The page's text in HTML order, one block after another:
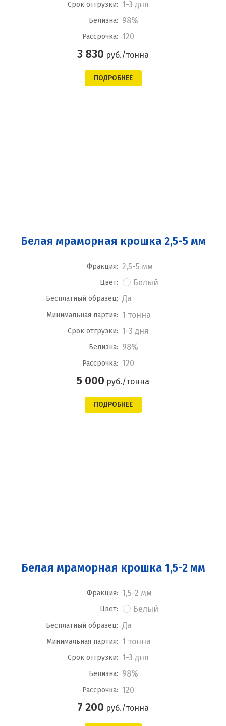
Срок отгрузки: 1-3 дня
Белизна: 98%
Рассрочка: 120
3 830 руб./тонна
ПОДРОБНЕЕ
Белая мраморная крошка 2,5-5 мм
Фракция: 2,5-5 мм
Цвет: Белый
Бесплатный образец: Да
Минимальная партия: 1 тонна
Срок отгрузки: 1-3 дня
Белизна: 98%
Рассрочка: 120
5 000 руб./тонна
ПОДРОБНЕЕ
Белая мраморная крошка 1,5-2 мм
Фракция: 1,5-2 мм
Цвет: Белый
Бесплатный образец: Да
Минимальная партия: 1 тонна
Срок отгрузки: 1-3 дня
Белизна: 98%
Рассрочка: 120
7 200 руб./тонна